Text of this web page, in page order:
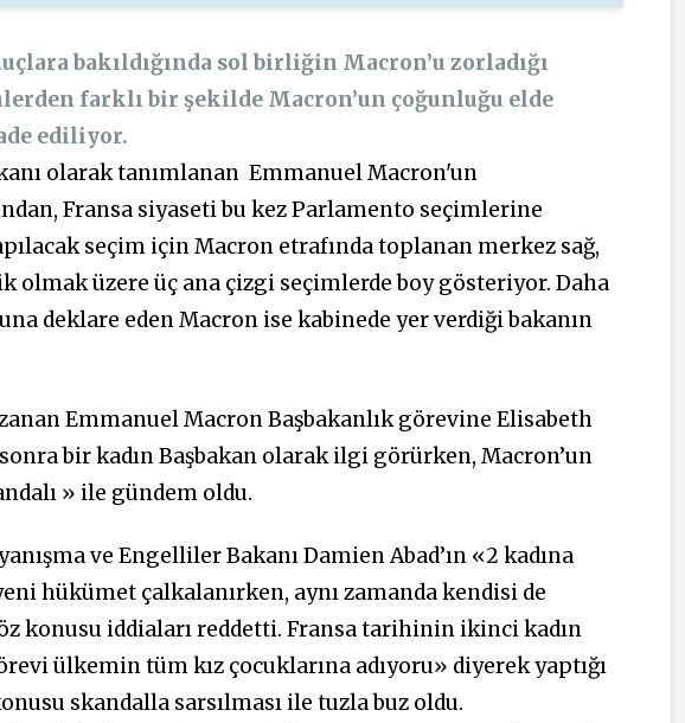
bakıldığında sol birliğin Macron’u zorladığı
farklı bir şekilde Macron’un çoğunluğu elde
ediliyor.
olarak tanımlanan Emmanuel Macron'un
Fransa siyaseti bu kez Parlamento seçimlerine
seçim için Macron etrafında toplanan merkez sağ,
olmak üzere üç ana çizgi seçimlerde boy gösteriyor. Daha
deklare eden Macron ise kabinede yer verdiği bakanın
Emmanuel Macron Başbakanlık görevine Elisabeth
bir kadın Başbakan olarak ilgi görürken, Macron’un
» ile gündem oldu.
ve Engelliler Bakanı Damien Abad’ın «2 kadına
hükümet çalkalanırken, aynı zamanda kendisi de
konusu iddiaları reddetti. Fransa tarihinin ikinci kadın
ülkemin tüm kız çocuklarına adıyoru» diyerek yaptığı
skandalla sarsılması ile tuzla buz oldu.